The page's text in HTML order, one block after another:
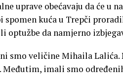
uprave obećavaju da će u
spomen kuća u Trepči
optužbe da namjerno
smo veličine Mihaila
Međutim, imali smo